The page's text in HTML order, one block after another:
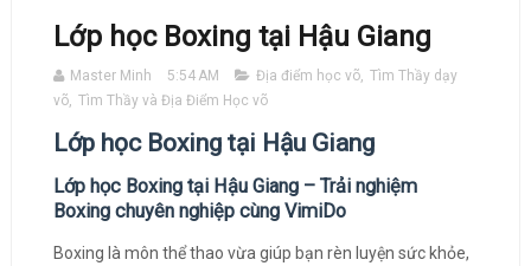
Lớp học Boxing tại Hậu Giang
Master Minh 5:54 AM Địa điểm học võ, Tìm Thầy dạy
võ, Tìm Thầy và Địa Điểm Học võ
Lớp học Boxing tại Hậu Giang
Lớp học Boxing tại Hậu Giang – Trải nghiệm
Boxing chuyên nghiệp cùng VimiDo
Boxing là môn thể thao vừa giúp bạn rèn luyện sức khỏe,